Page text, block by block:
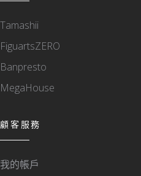
Tamashii
FiguartsZERO
Banpresto
MegaHouse
顧客服務
我的帳戶